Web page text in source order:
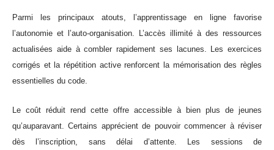
Parmi les principaux atouts, l’apprentissage en ligne favorise
l’autonomie et l’auto-organisation. L’accès illimité à des ressources
actualisées aide à combler rapidement ses lacunes. Les exercices
corrigés et la répétition active renforcent la mémorisation des règles
essentielles du code.
Le coût réduit rend cette offre accessible à bien plus de jeunes
qu’auparavant. Certains apprécient de pouvoir commencer à réviser
dès l’inscription, sans délai d’attente. Les sessions de